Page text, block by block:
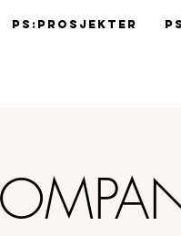
Ps:Prosjekter